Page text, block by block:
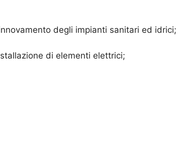
degli impianti sanitari ed idrici;
di elementi elettrici;